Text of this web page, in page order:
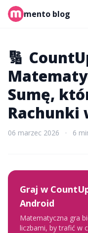
mento blog
🔢
Sumę,
Rachunki
06 marzec 2026 · 6
Graj w
Android
Matematyczna gra
liczbami, by trafić w